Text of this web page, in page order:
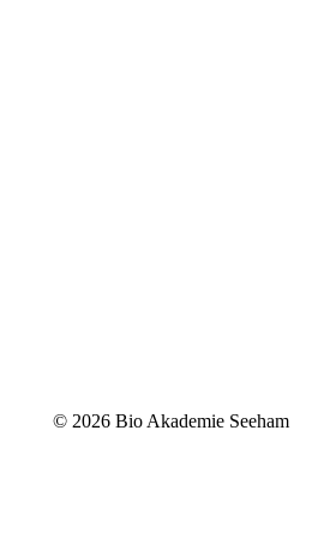
© 2026 Bio Akademie Seeham